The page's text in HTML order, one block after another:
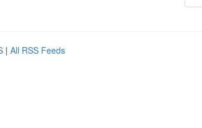
| All RSS Feeds